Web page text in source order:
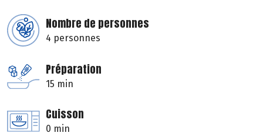
Nombre de personnes
4 personnes
Préparation
15 min
Cuisson
0 min